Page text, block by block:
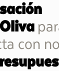
con